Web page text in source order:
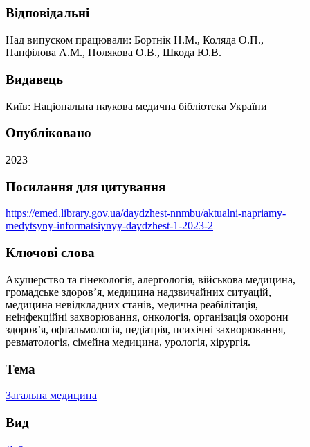
Відповідальні
Над випуском працювали: Бортнік Н.М., Коляда О.П.,
Панфілова А.М., Полякова О.В., Шкода Ю.В.
Видавець
Київ: Національна наукова медична бібліотека України
Опубліковано
2023
Посилання для цитування
https://emed.library.gov.ua/daydzhest-nnmbu/aktualni-napriamy-
medytsyny-informatsiynyy-daydzhest-1-2023-2
Ключові слова
Акушерство та гінекологія, алергологія, військова медицина,
громадське здоров’я, медицина надзвичайних ситуацій,
медицина невідкладних станів, медична реабілітація,
неінфекційні захворювання, онкологія, організація охорони
здоров’я, офтальмологія, педіатрія, психічні захворювання,
ревматологія, сімейна медицина, урологія, хірургія.
Тема
Загальна медицина
Вид